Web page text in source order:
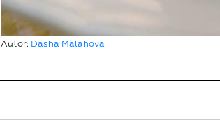
Autor: Dasha Malahova